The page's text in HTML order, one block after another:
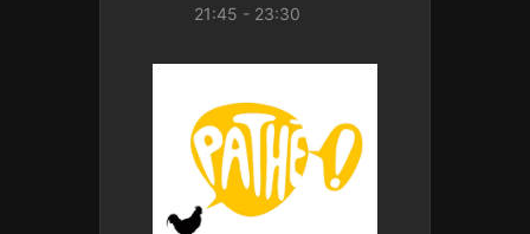
21:45 - 23:30